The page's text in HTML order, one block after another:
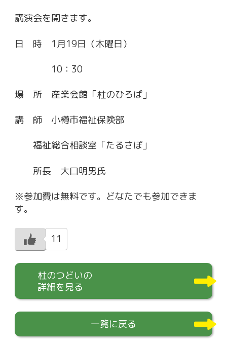
講演会を開きます。
日 時 1月19日（木曜日）
10：30
場 所 産業会館「杜のひろば」
講 師 小樽市福祉保険部
福祉総合相談室「たるさぽ」
所長 大口明男氏
※参加費は無料です。どなたでも参加できま
す。
11
杜のつどいの
詳細を見る
一覧に戻る